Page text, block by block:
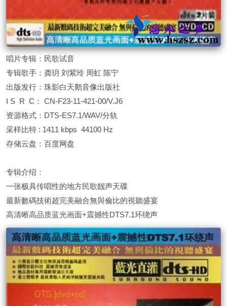
唱片专辑：民歌试音
专辑歌手：龚玥 刘紫玲 周虹 陈宁
出版发行：珠影白天鹅音像出版社
I S R C： CN-F23-11-421-00/V.J6
资源格式：DTS-ES7.1/WAV/分轨
采样比特 : 1411 kbps 44100 Hz
存储云盘：百度网盘
专辑介绍：
一张极具传唱性的地方民歌靓声天碟
最新數碼技術超完美融合無與倫比的視聽盛宴
高清晰高品质蓝光画面+震撼性DTS7.1环绕声